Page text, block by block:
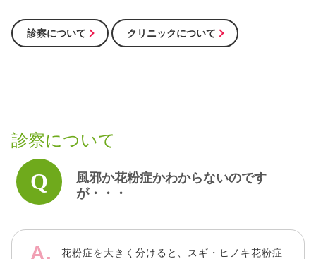
診察について クリニックについて
診察について
風邪か花粉症かわからないのです
が・・・
花粉症を大きく分けると、スギ・ヒノキ花粉症